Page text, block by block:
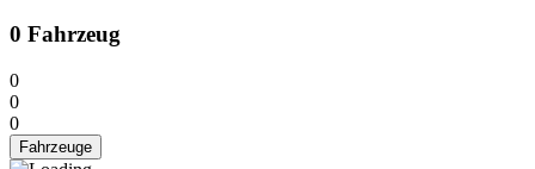
0 Fahrzeug
0
0
0
Fahrzeuge